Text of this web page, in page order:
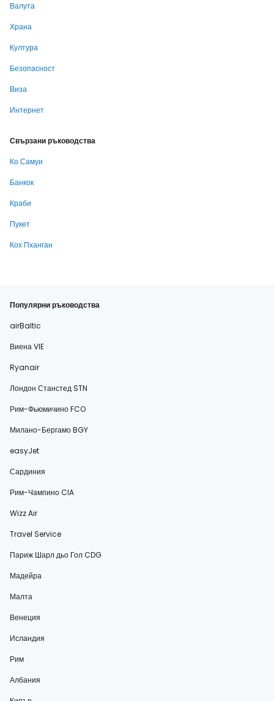
Валута
Храна
Култура
Безопасност
Виза
Интернет
Свързани ръководства
Ко Самуи
Банкок
Краби
Пукет
Кох Пханган
Популярни ръководства
airBaltic
Виена VIE
Ryanair
Лондон Станстед STN
Рим-Фьюмичино FCO
Милано-Бергамо BGY
easyJet
Сардиния
Рим-Чампино CIA
Wizz Air
Travel Service
Париж Шарл дьо Гол CDG
Мадейра
Малта
Венеция
Исландия
Рим
Албания